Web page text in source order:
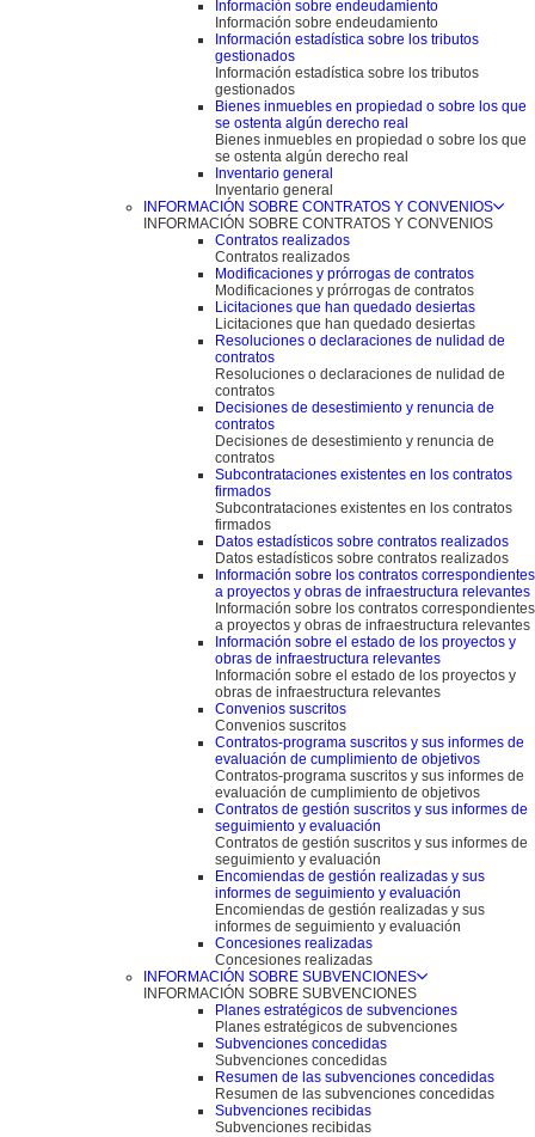
Información sobre endeudamiento
Información sobre endeudamiento
Información estadística sobre los tributos
gestionados
Información estadística sobre los tributos
gestionados
Bienes inmuebles en propiedad o sobre los que
se ostenta algún derecho real
Bienes inmuebles en propiedad o sobre los que
se ostenta algún derecho real
Inventario general
Inventario general
INFORMACIÓN SOBRE CONTRATOS Y CONVENIOS
INFORMACIÓN SOBRE CONTRATOS Y CONVENIOS
Contratos realizados
Contratos realizados
Modificaciones y prórrogas de contratos
Modificaciones y prórrogas de contratos
Licitaciones que han quedado desiertas
Licitaciones que han quedado desiertas
Resoluciones o declaraciones de nulidad de
contratos
Resoluciones o declaraciones de nulidad de
contratos
Decisiones de desestimiento y renuncia de
contratos
Decisiones de desestimiento y renuncia de
contratos
Subcontrataciones existentes en los contratos
firmados
Subcontrataciones existentes en los contratos
firmados
Datos estadísticos sobre contratos realizados
Datos estadísticos sobre contratos realizados
Información sobre los contratos correspondientes
a proyectos y obras de infraestructura relevantes
Información sobre los contratos correspondientes
a proyectos y obras de infraestructura relevantes
Información sobre el estado de los proyectos y
obras de infraestructura relevantes
Información sobre el estado de los proyectos y
obras de infraestructura relevantes
Convenios suscritos
Convenios suscritos
Contratos-programa suscritos y sus informes de
evaluación de cumplimiento de objetivos
Contratos-programa suscritos y sus informes de
evaluación de cumplimiento de objetivos
Contratos de gestión suscritos y sus informes de
seguimiento y evaluación
Contratos de gestión suscritos y sus informes de
seguimiento y evaluación
Encomiendas de gestión realizadas y sus
informes de seguimiento y evaluación
Encomiendas de gestión realizadas y sus
informes de seguimiento y evaluación
Concesiones realizadas
Concesiones realizadas
INFORMACIÓN SOBRE SUBVENCIONES
INFORMACIÓN SOBRE SUBVENCIONES
Planes estratégicos de subvenciones
Planes estratégicos de subvenciones
Subvenciones concedidas
Subvenciones concedidas
Resumen de las subvenciones concedidas
Resumen de las subvenciones concedidas
Subvenciones recibidas
Subvenciones recibidas